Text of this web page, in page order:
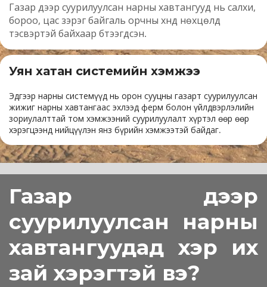
Газар дээр суурилуулсан нарны хавтангууд нь салхи,
бороо, цас зэрэг байгаль орчны хүнд нөхцөлд
тэсвэртэй байхаар бүтээгдсэн.
Уян хатан системийн хэмжээ
Эдгээр нарны системүүд нь орон сууцны газарт суурилуулсан
жижиг нарны хавтангаас эхлээд ферм болон үйлдвэрлэлийн
зориулалттай том хэмжээний суурилуулалт хүртэл өөр өөр
хэрэгцээнд нийцүүлэн янз бүрийн хэмжээтэй байдаг.
Газар дээр
суурилуулсан нарны
хавтангуудад хэр их
зай хэрэгтэй вэ?